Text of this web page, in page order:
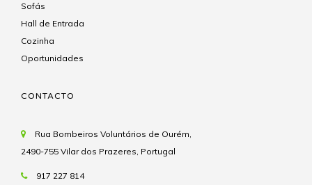
Sofás
Hall de Entrada
Cozinha
Oportunidades
CONTACTO
Rua Bombeiros Voluntários de Ourém,
2490-755 Vilar dos Prazeres, Portugal
917 227 814